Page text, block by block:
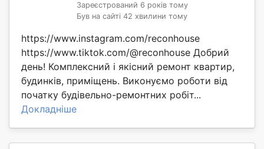
Зареєстрований 6 років тому
Був на сайті 42 хвилини тому
https://www.instagram.com/reconhouse
https://www.tiktok.com/@reconhouse Добрий
день! Комплексний і якісний ремонт квартир,
будинків, приміщень. Виконуємо роботи від
початку будівельно-ремонтних робіт...
Докладніше